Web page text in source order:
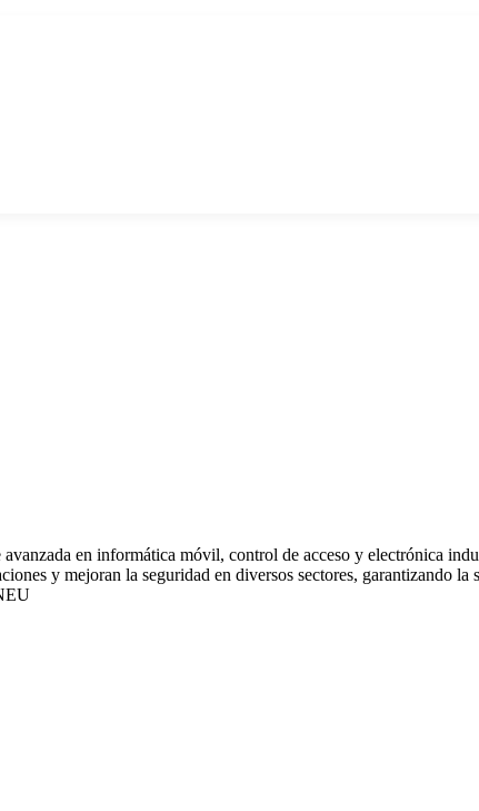
en informática móvil, control de acceso y electrónica
y mejoran la seguridad en diversos sectores, garantizando la